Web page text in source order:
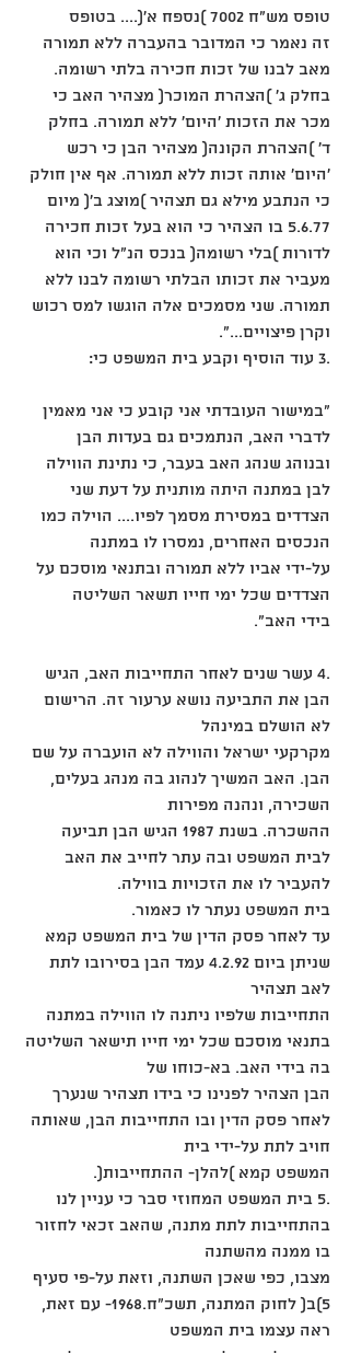
טופס מש"ח 7002 )נספח א'(.... בטופס
זה נאמר כי המדובר בהעברה ללא תמורה
מאב לבנו של זכות חכירה בלתי רשומה.
בחלק ג' )הצהרת המוכר( מצהיר האב כי
מכר את הזכות 'היום' ללא תמורה. בחלק
ד' )הצהרת הקונה( מצהיר הבן כי רכש
'היום' אותה זכות ללא תמורה. אף אין חולק
כי הנתבע מילא גם תצהיר )מוצג ב'( מיום
5.6.77 בו הצהיר כי הוא בעל זכות חכירה
לדורות )בלי רשומה( בנכס הנ"ל וכי הוא
מעביר את זכותו הבלתי רשומה לבנו ללא
תמורה. שני מסמכים אלה הוגשו למס רכוש
וקרן פיצויים...".
.3 עוד הוסיף וקבע בית המשפט כי:
"במישור העובדתי אני קובע כי אני מאמין
לדברי האב, הנתמכים גם בעדות הבן
ובנוהג שנהג האב בעבר, כי נתינת הווילה
לבן במתנה היתה מותנית על דעת שני
הצדדים במסירת מסמך לפיו.... הוילה כמו
הנכסים האחרים, נמסרו לו במתנה
על-ידי אביו ללא תמורה ובתנאי מוסכם על
הצדדים שכל ימי חייו תשאר השליטה
בידי האב".
.4 עשר שנים לאחר התחייבות האב, הגיש
הבן את התביעה נושא ערעור זה. הרישום
לא הושלם במינהל
מקרקעי ישראל והווילה לא הועברה על שם
הבן. האב המשיך לנהוג בה מנהג בעלים,
השכירה, ונהנה מפירות
ההשכרה. בשנת 1987 הגיש הבן תביעה
לבית המשפט ובה עתר לחייב את האב
להעביר לו את הזכויות בווילה.
בית המשפט נעתר לו כאמור.
עד לאחר פסק הדין של בית המשפט קמא
שניתן ביום 4.2.92 עמד הבן בסירובו לתת
לאב תצהיר
התחייבות שלפיו ניתנה לו הווילה במתנה
בתנאי מוסכם שכל ימי חייו תישאר השליטה
בה בידי האב. בא-כוחו של
הבן הצהיר לפנינו כי בידו תצהיר שנערך
לאחר פסק הדין ובו התחייבות הבן, שאותה
חויב לתת על-ידי בית
המשפט קמא )להלן- ההתחייבות(.
.5 בית המשפט המחוזי סבר כי עניין לנו
בהתחייבות לתת מתנה, שהאב זכאי לחזור
בו ממנה מהשתנה
מצבו, כפי שאכן השתנה, וזאת על-פי סעיף
5)ב( לחוק המתנה, תשכ"ח.1968- עם זאת,
ראה עצמו בית המשפט